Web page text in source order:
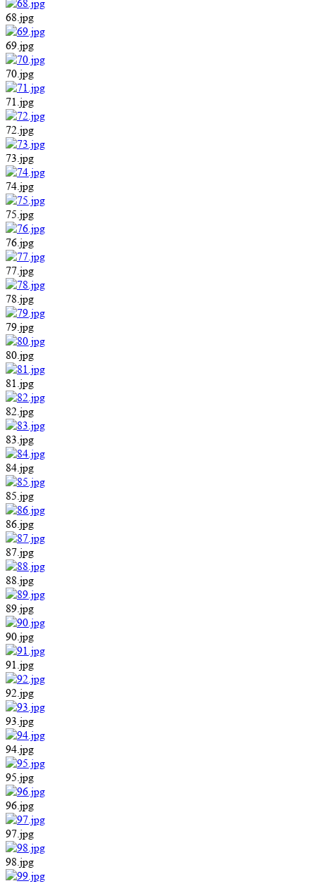
68.jpg
69.jpg
70.jpg
71.jpg
72.jpg
73.jpg
74.jpg
75.jpg
76.jpg
77.jpg
78.jpg
79.jpg
80.jpg
81.jpg
82.jpg
83.jpg
84.jpg
85.jpg
86.jpg
87.jpg
88.jpg
89.jpg
90.jpg
91.jpg
92.jpg
93.jpg
94.jpg
95.jpg
96.jpg
97.jpg
98.jpg